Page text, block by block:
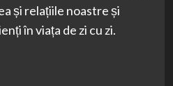
și relațiile noastre și
în viața de zi cu zi.